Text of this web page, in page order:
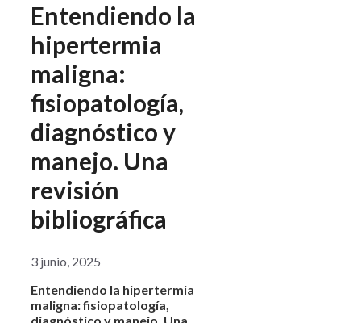
Entendiendo la
hipertermia
maligna:
fisiopatología,
diagnóstico y
manejo. Una
revisión
bibliográfica
3 junio, 2025
Entendiendo la hipertermia
maligna: fisiopatología,